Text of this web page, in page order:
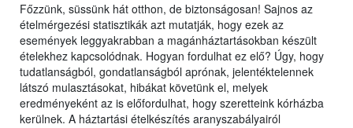
Főzzünk, süssünk hát otthon, de biztonságosan! Sajnos az
ételmérgezési statisztikák azt mutatják, hogy ezek az
események leggyakrabban a magánháztartásokban készült
ételekhez kapcsolódnak. Hogyan fordulhat ez elő? Úgy, hogy
tudatlanságból, gondatlanságból aprónak, jelentéktelennek
látszó mulasztásokat, hibákat követünk el, melyek
eredményeként az is előfordulhat, hogy szeretteink kórházba
kerülnek. A háztartási ételkészítés aranyszabályairól